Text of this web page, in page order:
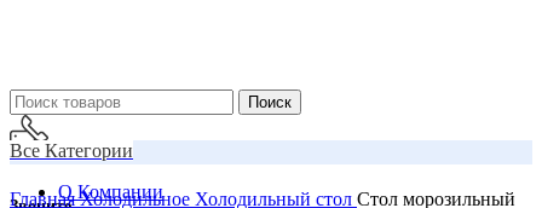
Поиск
Все Категории
О Компании
ГлавнаяХолодильное Холодильный стол Стол морозильный